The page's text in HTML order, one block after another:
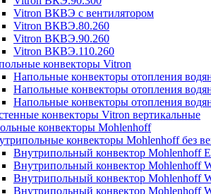
Vitron ВКВЭ с вентилятором
Vitron ВКВЭ.80.260
Vitron ВКВЭ.90.260
Vitron ВКВЭ.110.260
конвекторы Vitron
Напольные конвекторы отопления
Напольные конвекторы отопления
Напольные конвекторы отопления
конвекторы Vitron вертикальные
конвекторы Mohlenhoff
конвекторы Mohlenhoff без
Внутрипольный конвектор Mohlenhoff
Внутрипольный конвектор Mohlenhoff
Внутрипольный конвектор Mohlenhoff
Внутрипольный конвектор Mohlenhoff